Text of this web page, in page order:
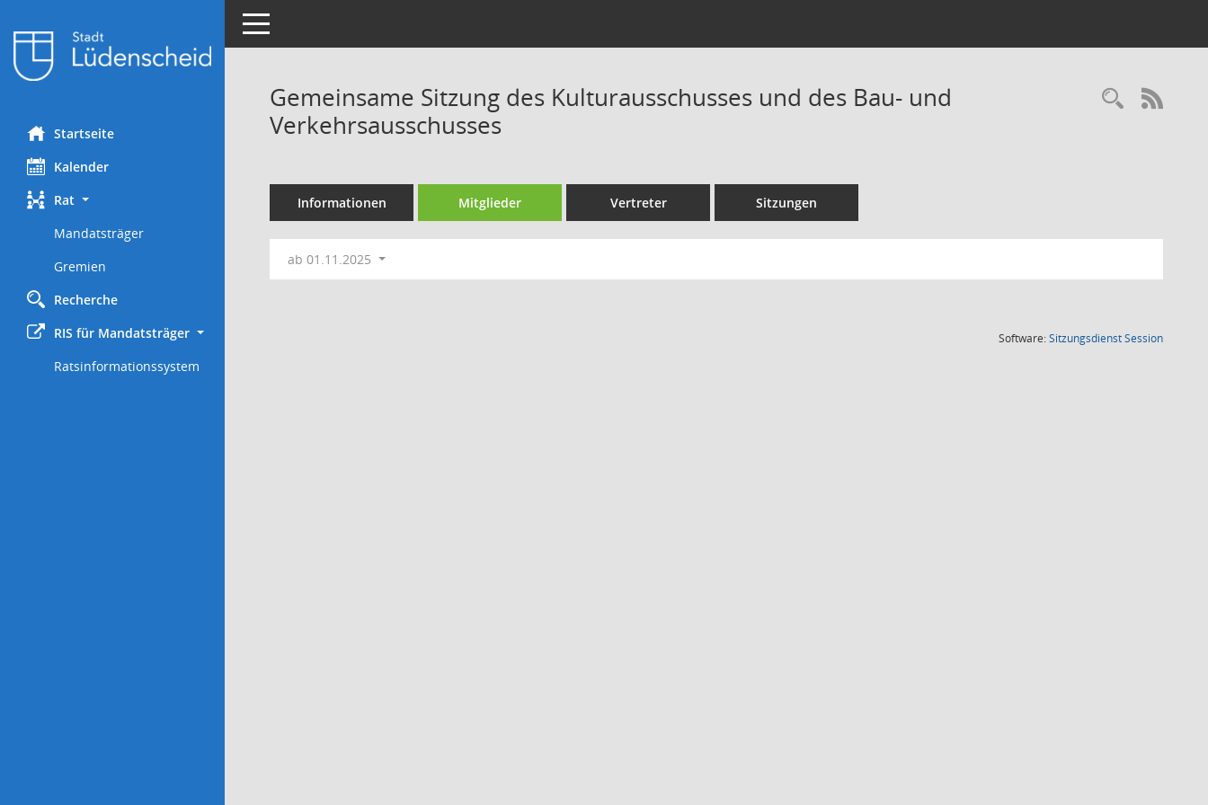
Startseite
Kalender
Rat
Mandatsträger
Gremien
Recherche
RIS für Mandatsträger
Ratsinformationssystem
Toggle navigation
Gemeinsame Sitzung des Kulturausschusses und des Bau- und
Verkehrsausschusses
Informationen Mitglieder Vertreter Sitzungen
ab 01.11.2025
Software:SitzungsdienstSession(Wird in